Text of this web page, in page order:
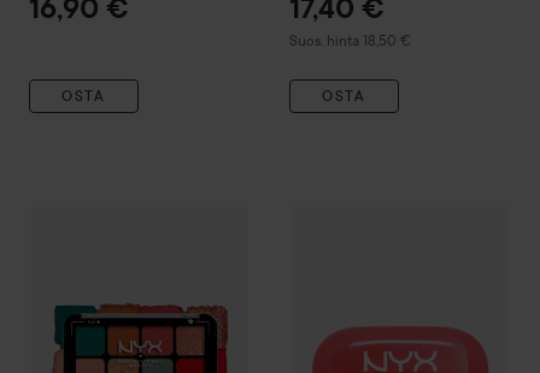
16,90 €
OSTA
17,40 €
Suos. hinta 18,50 €
Suositeltu hinta 18,50 €
OSTA